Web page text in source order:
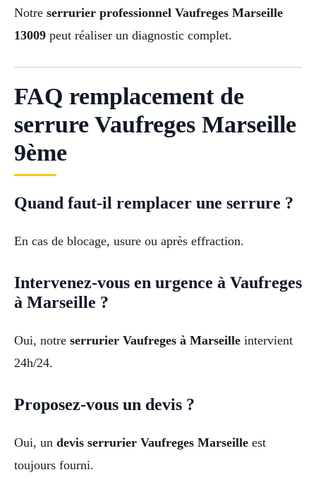
Notre serrurier professionnel Vaufreges Marseille
13009 peut réaliser un diagnostic complet.
FAQ remplacement de
serrure Vaufreges Marseille
9ème
Quand faut-il remplacer une serrure ?
En cas de blocage, usure ou après effraction.
Intervenez-vous en urgence à Vaufreges
à Marseille ?
Oui, notre serrurier Vaufreges à Marseille intervient
24h/24.
Proposez-vous un devis ?
Oui, un devis serrurier Vaufreges Marseille est
toujours fourni.